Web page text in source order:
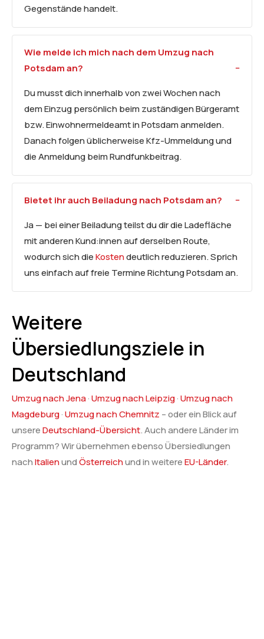
Gegenstände handelt.
Wie melde ich mich nach dem Umzug nach
Potsdam an?
Du musst dich innerhalb von zwei Wochen nach
dem Einzug persönlich beim zuständigen Bürgeramt
bzw. Einwohnermeldeamt in Potsdam anmelden.
Danach folgen üblicherweise Kfz-Ummeldung und
die Anmeldung beim Rundfunkbeitrag.
Bietet ihr auch Beiladung nach Potsdam an?
Ja — bei einer Beiladung teilst du dir die Ladefläche
mit anderen Kund:innen auf derselben Route,
wodurch sich dieKostendeutlich reduzieren. Sprich
uns einfach auf freie Termine Richtung Potsdam an.
Weitere
Übersiedlungsziele in
Deutschland
Umzug nach Jena·Umzug nach Leipzig·Umzug nach
Magdeburg·Umzug nach Chemnitz – oder ein Blick auf
unsereDeutschland-Übersicht. Auch andere Länder im
Programm? Wir übernehmen ebenso Übersiedlungen
nachItalienundÖsterreichund in weitereEU-Länder.